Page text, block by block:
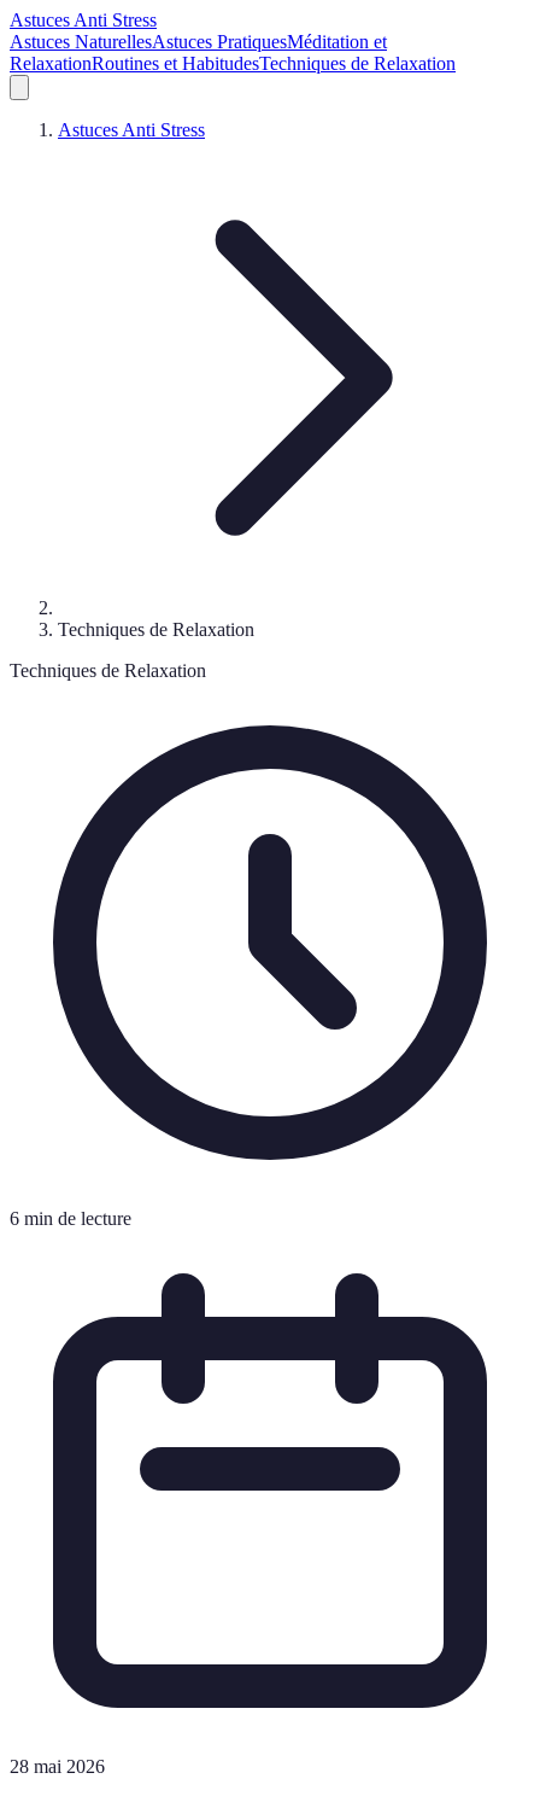
Astuces Anti Stress
Astuces NaturellesAstuces PratiquesMéditation et
RelaxationRoutines et HabitudesTechniques de Relaxation
Astuces Anti Stress
Techniques de Relaxation
Techniques de Relaxation
6 min de lecture
28 mai 2026